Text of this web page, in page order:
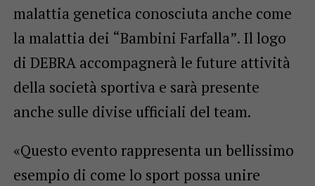
malattia genetica conosciuta anche come
la malattia dei “Bambini Farfalla”. Il logo
di DEBRA accompagnerà le future attività
della società sportiva e sarà presente
anche sulle divise ufficiali del team.
«Questo evento rappresenta un bellissimo
esempio di come lo sport possa unire